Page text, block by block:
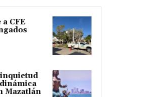
CFE
Mazatlán